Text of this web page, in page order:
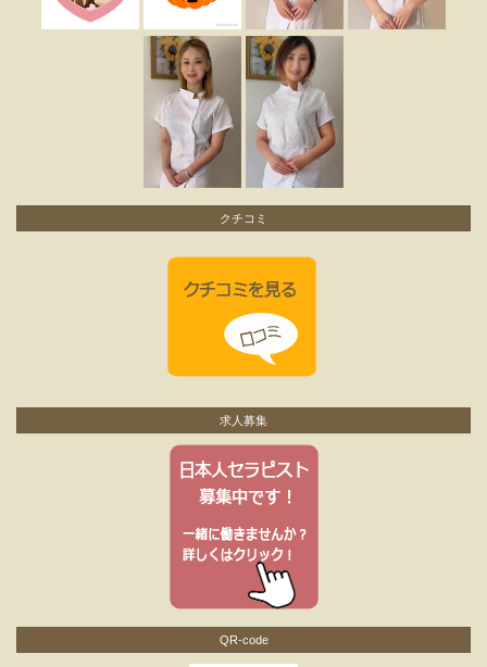
クチコミ
求人募集
QR-code